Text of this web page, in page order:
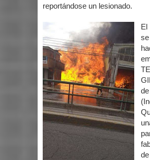
reportándose un lesionado.